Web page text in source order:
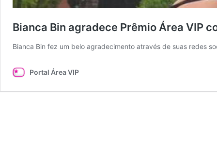
Bianca Bin agradece Prêmio Área VIP
Bianca Bin fez um belo agradecimento através de suas redes
Portal Área VIP